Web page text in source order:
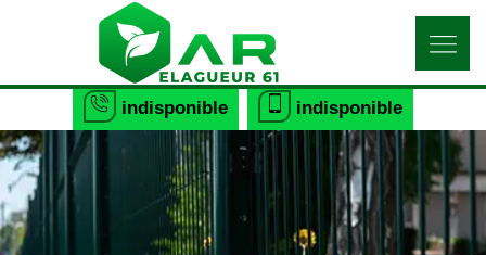
indisponible indisponible